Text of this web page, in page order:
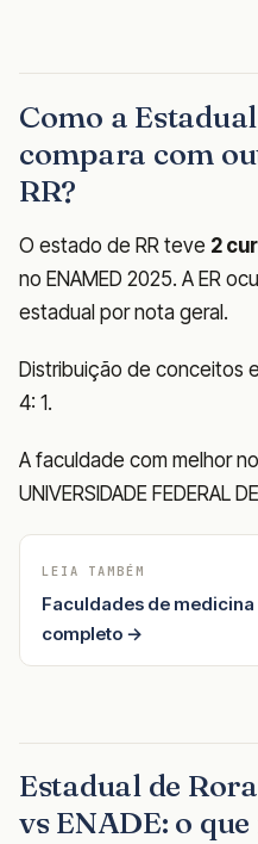
Como a
compara com
RR?
O estado de RR teve 2
no ENAMED 2025. A ER
estadual por nota geral.
Distribuição de conceitos
4: 1.
A faculdade com melhor
UNIVERSIDADE FEDERAL
LEIA TAMBÉM
Faculdades de medicina
completo →
Estadual de
vs ENADE: o